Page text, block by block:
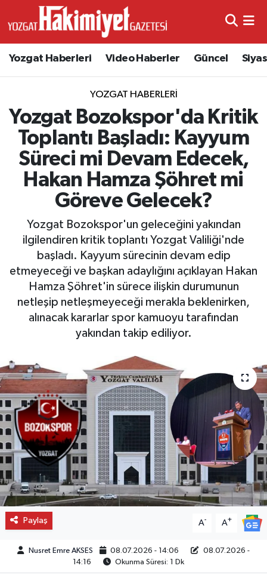
Yozgat Haberleri Video Haberler Güncel
YOZGAT HABERLERI
Yozgat Bozokspor'da Kritik
Toplantı Başladı: Kayyum
Süreci mi Devam Edecek,
Hakan Hamza Şöhret mi
Göreve Gelecek?
Yozgat Bozokspor'un geleceğini yakından
ilgilendiren kritik toplantı Yozgat Valiliği'nde
başladı. Kayyum sürecinin devam edip
etmeyeceği ve başkan adaylığını açıklayan Hakan
Hamza Şöhret'in sürece ilişkin durumunun
netleşip netleşmeyeceği merakla beklenirken,
alınacak kararlar spor kamuoyu tarafından
yakından takip ediliyor.
Paylaş A- A+
Nusret Emre AKSES 08.07.2026 - 14:06
08.07.2026 -
14:16
Okunma Süresi: 1 Dk